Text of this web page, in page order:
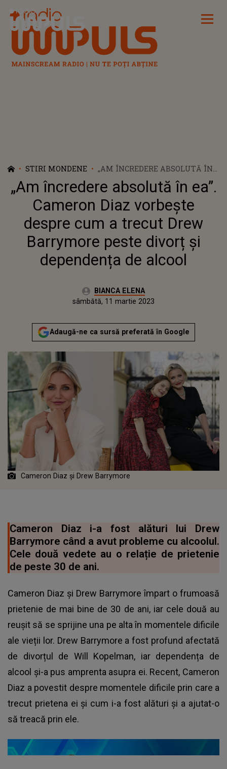
Radio Impuls
STIRI MONDENE
„AM ÎNCREDERE ABSOLUTĂ ÎN
EA”. CAMERON DIAZ VORBEȘTE
DESPRE CUM A TRECUT DREW
BARRYMORE PESTE DIVORȚ ȘI
DEPENDENȚA DE ALCOOL
„Am încredere absolută în ea”.
Cameron Diaz vorbește
despre cum a trecut Drew
Barrymore peste divorț și
dependența de alcool
Autor:BIANCA ELENA
sâmbătă, 11 martie 2023Actualizat:
sâmbătă, 11 martie 2023
Adaugă-ne ca sursă preferată în Google
Cameron Diaz și Drew Barrymore
Cameron Diaz i-a fost alături lui Drew
Barrymore când a avut probleme cu alcoolul.
Cele două vedete au o relație de prietenie
de peste 30 de ani.
Cameron Diaz și Drew Barrymore împart o frumoasă
prietenie de mai bine de 30 de ani, iar cele două au
reușit să se sprijine una pe alta în momentele dificile
ale vieții lor. Drew Barrymore a fost profund afectată
de divorțul de Will Kopelman, iar dependența de
alcool și-a pus amprenta asupra ei. Recent, Cameron
Diaz a povestit despre momentele dificile prin care a
trecut prietena ei și cum i-a fost alături și a ajutat-o
să treacă prin ele.